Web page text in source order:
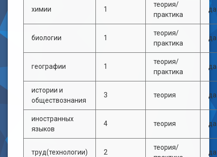
химии 1
теория/
практика
да
биологии 1
теория/
практика
да
географии 1
теория/
практика
да
истории и
обществознания
3 теория да
иностранных
языков
4 теория да
труд(технологии) 2
теория/
да